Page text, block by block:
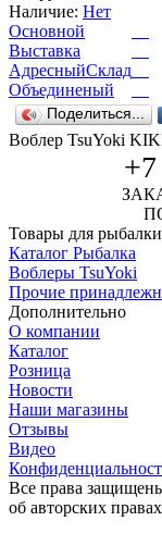
Наличие: Нет
Основной
Выставка
АдресныйСклад
Объединеный
Поделиться...
Воблер TsuYoki
Товары для рыбалки
Каталог Рыбалка
Воблеры TsuYoki
Прочие
Дополнительно
О компании
Каталог
Розница
Новости
Наши магазины
Отзывы
Видео
Все права
об авторских